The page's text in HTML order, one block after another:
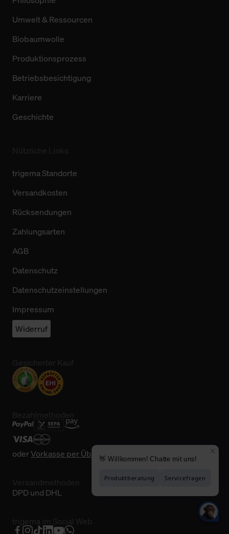
Umwelt & Ressourcen
Biobaumwolle
Produktionsprozess
Betriebsbesichtigung
Karriere
Geschichte
trigema Standorte
Versandkosten
Rücksendungen
Zahlungsarten
AGB
Datenschutz
Datenschutzeinstellungen
Impressum
Widerruf
oderVorkasse per Überweisung
DPD und DHL